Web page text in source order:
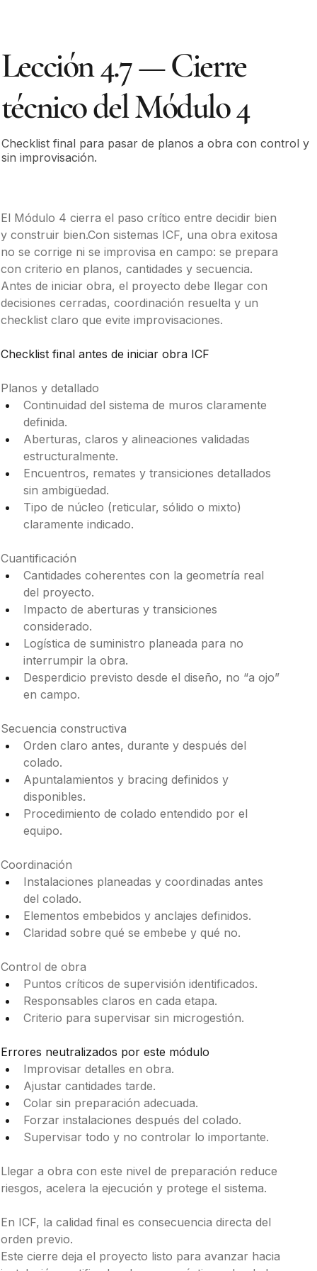
Lección 4.7 — Cierre
técnico del Módulo 4
Checklist final para pasar de planos a obra con control y
sin improvisación.
El Módulo 4 cierra el paso crítico entre decidir bien
y construir bien.Con sistemas ICF, una obra exitosa
no se corrige ni se improvisa en campo: se prepara
con criterio en planos, cantidades y secuencia.
Antes de iniciar obra, el proyecto debe llegar con
decisiones cerradas, coordinación resuelta y un
checklist claro que evite improvisaciones.
Checklist final antes de iniciar obra ICF
Planos y detallado
Continuidad del sistema de muros claramente
definida.
Aberturas, claros y alineaciones validadas
estructuralmente.
Encuentros, remates y transiciones detallados
sin ambigüedad.
Tipo de núcleo (reticular, sólido o mixto)
claramente indicado.
Cuantificación
Cantidades coherentes con la geometría real
del proyecto.
Impacto de aberturas y transiciones
considerado.
Logística de suministro planeada para no
interrumpir la obra.
Desperdicio previsto desde el diseño, no “a ojo”
en campo.
Secuencia constructiva
Orden claro antes, durante y después del
colado.
Apuntalamientos y bracing definidos y
disponibles.
Procedimiento de colado entendido por el
equipo.
Coordinación
Instalaciones planeadas y coordinadas antes
del colado.
Elementos embebidos y anclajes definidos.
Claridad sobre qué se embebe y qué no.
Control de obra
Puntos críticos de supervisión identificados.
Responsables claros en cada etapa.
Criterio para supervisar sin microgestión.
Errores neutralizados por este módulo
Improvisar detalles en obra.
Ajustar cantidades tarde.
Colar sin preparación adecuada.
Forzar instalaciones después del colado.
Supervisar todo y no controlar lo importante.
Llegar a obra con este nivel de preparación reduce
riesgos, acelera la ejecución y protege el sistema.
En ICF, la calidad final es consecuencia directa del
orden previo.
Este cierre deja el proyecto listo para avanzar hacia